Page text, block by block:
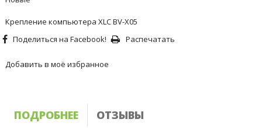
Крепление компьютера XLC BV-X05
Поделиться на Facebook!
Распечатать
Добавить в моё избранное
ПОДРОБНЕЕ ОТЗЫВЫ